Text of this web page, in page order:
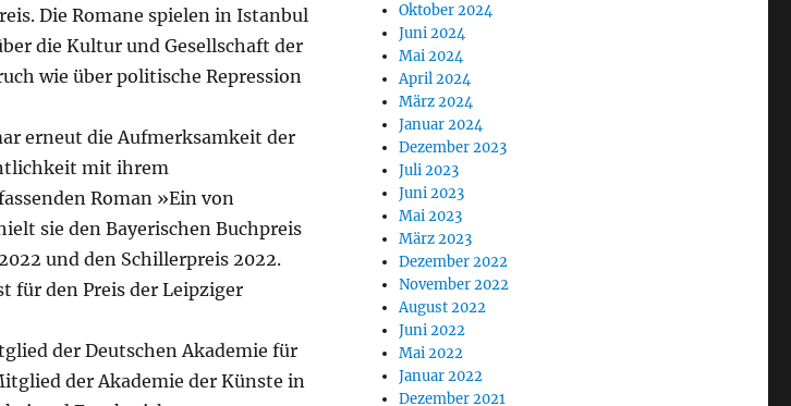
Die Romane spielen in Istanbul
die Kultur und Gesellschaft der
wie über politische Repression
erneut die Aufmerksamkeit der
mit ihrem
Roman »Ein von
sie den Bayerischen Buchpreis
und den Schillerpreis 2022.
für den Preis der Leipziger
der Deutschen Akademie für
der Akademie der Künste in
Oktober 2024
Juni 2024
Mai 2024
April 2024
März 2024
Januar 2024
Dezember 2023
Juli 2023
Juni 2023
Mai 2023
März 2023
Dezember 2022
November 2022
August 2022
Juni 2022
Mai 2022
Januar 2022
Dezember 2021